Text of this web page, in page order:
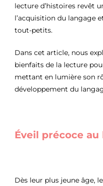
lecture d’histoires revêt
l’acquisition du langage
tout-petits.
Dans cet article, nous
bienfaits de la lecture
mettant en lumière son
développement du
Éveil précoce au
Dès leur plus jeune âge,